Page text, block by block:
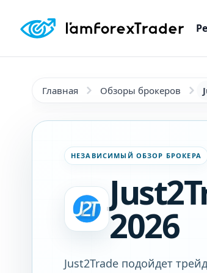
Главная Обзоры брокеров
НЕЗАВИСИМЫЙ ОБЗОР БРОКЕРА
2026
Just2Trade подойдет